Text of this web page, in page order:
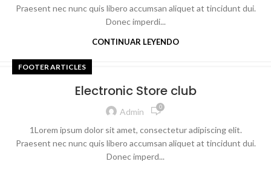
Praesent nec nunc quis libero accumsan aliquet at tincidunt dui.
Donec imperdi...
CONTINUAR LEYENDO
FOOTER ARTICLES
Electronic Store club
Admin 0
1Lorem ipsum dolor sit amet, consectetur adipiscing elit.
Praesent nec nunc quis libero accumsan aliquet at tincidunt dui.
Donec imperd...